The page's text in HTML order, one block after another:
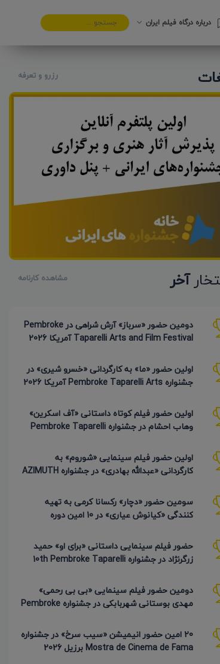
درباره درگاه فیلم ایران
رزرو و تعرفه
آخر مشاهده کارنامه
دومین حضور «سرباز» آرش شراهی در Pembroke
Taparelli Arts and Film Festival آمریکا 2026
اولین حضور «ما» به کارگردانی «خسرو شیری» در
جشنواره Pembroke Taparelli Arts آمریکا 2026
اولین حضور فیلم کوتاه داستانی «آف اسکرین»
وهاب احشام در جشنواره Pembroke Taparelli
اولین حضور فیلم سینمایی «شوروم» به
کارگردانی «عبدالله بهادری» در جشنواره AZIMUTH
سومین حضور «دچار» رکسانا کرمی به تهیه
کنندگی «کیانوش عیاری» در 10 امین دوره
حضور فیلم سینمایی داستانی «برای او» حمید
زرگرنژاد در جشنواره 10th Pembroke Taparelli
دومین حضور فیلم سینمایی «بی بی رحمی»
مهدی بوستانی شهربابکی در جشنواره Pembroke
20 امین حضور انیمیشن «سیب سرخ» در جشنواره
Mostra de Cinema de Fama برزیل 2026